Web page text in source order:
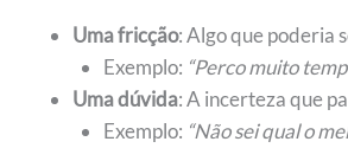
Uma fricção: Algo que poderia
Exemplo: “Perco muito
Uma dúvida: A incerteza que
Exemplo: “Não sei qual o